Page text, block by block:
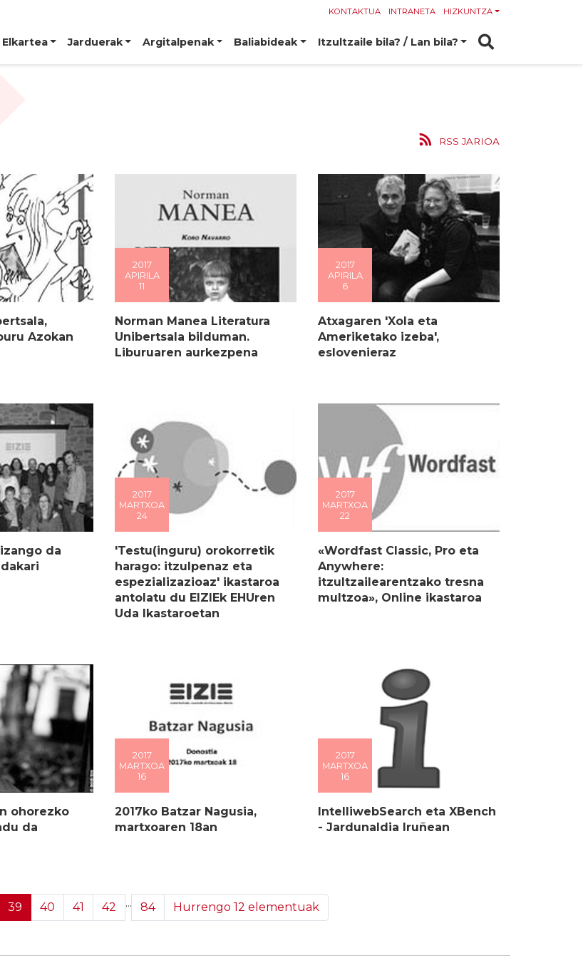
KONTAKTUA INTRANETA HIZKUNTZA
Elkartea Jarduerak Argitalpenak Baliabideak Itzultzaile bila? / Lan bila?
RSS JARIOA
Azokan
2017
APIRILA
11
Norman Manea Literatura
Unibertsala bilduman.
Liburuaren aurkezpena
2017
APIRILA
6
Atxagaren 'Xola eta
Ameriketako izeba',
eslovenieraz
da
2017
MARTXOA
24
'Testu(inguru) orokorretik
harago: itzulpenaz eta
espezializazioaz' ikastaroa
antolatu du EIZIEk EHUren
Uda Ikastaroetan
2017
MARTXOA
22
«Wordfast Classic, Pro eta
Anywhere:
itzultzailearentzako tresna
multzoa», Online ikastaroa
ohorezko
da
2017
MARTXOA
16
2017ko Batzar Nagusia,
martxoaren 18an
2017
MARTXOA
16
IntelliwebSearch eta XBench
- Jardunaldia Iruñean
39 40 41 42 ... 84 Hurrengo 12 elementuak